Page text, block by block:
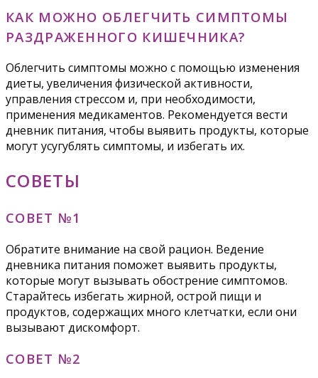
КАК МОЖНО ОБЛЕГЧИТЬ СИМПТОМЫ
РАЗДРАЖЕННОГО КИШЕЧНИКА?
Облегчить симптомы можно с помощью изменения
диеты, увеличения физической активности,
управления стрессом и, при необходимости,
применения медикаментов. Рекомендуется вести
дневник питания, чтобы выявить продукты, которые
могут усугублять симптомы, и избегать их.
СОВЕТЫ
СОВЕТ №1
Обратите внимание на свой рацион. Ведение
дневника питания поможет выявить продукты,
которые могут вызывать обострение симптомов.
Старайтесь избегать жирной, острой пищи и
продуктов, содержащих много клетчатки, если они
вызывают дискомфорт.
СОВЕТ №2